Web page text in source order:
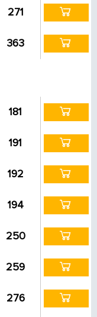
271
363
181
191
192
194
250
259
276